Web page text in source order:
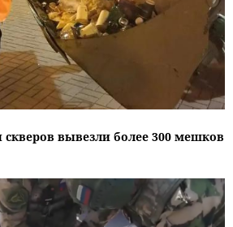
скверов вывезли более 300 мешков